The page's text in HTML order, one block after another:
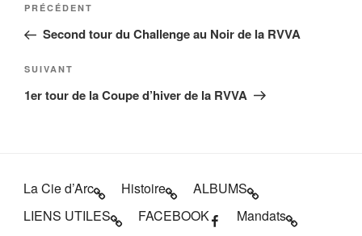
l’article
Article
précédent
PRÉCÉDENT
Second tour du Challenge au Noir de la RVVA
Article
suivant
SUIVANT
1er tour de la Coupe d’hiver de la RVVA
La Cie d’Arc Histoire
ALBUMS
LIENS UTILES
FACEBOOK
Mandats